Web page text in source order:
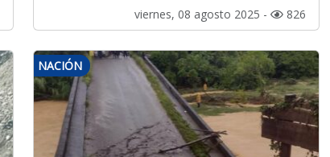
viernes, 08 agosto 2025 - 826
NACIÓN